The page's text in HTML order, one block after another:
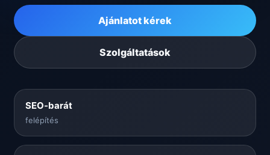
Ajánlatot kérek
Szolgáltatások
SEO-barát
felépítés